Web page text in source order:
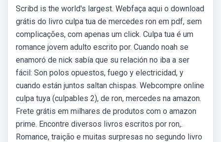
Scribd is the world's largest. Webfaça aqui o download
grátis do livro culpa tua de mercedes ron em pdf, sem
complicações, com apenas um click. Culpa tua é um
romance jovem adulto escrito por. Cuando noah se
enamoró de nick sabía que su relación no iba a ser
fácil: Son polos opuestos, fuego y electricidad, y
cuando están juntos saltan chispas. Webcompre online
culpa tuya (culpables 2), de ron, mercedes na amazon.
Frete grátis em milhares de produtos com o amazon
prime. Encontre diversos livros escritos por ron,.
Romance, traição e muitas surpresas no segundo livro